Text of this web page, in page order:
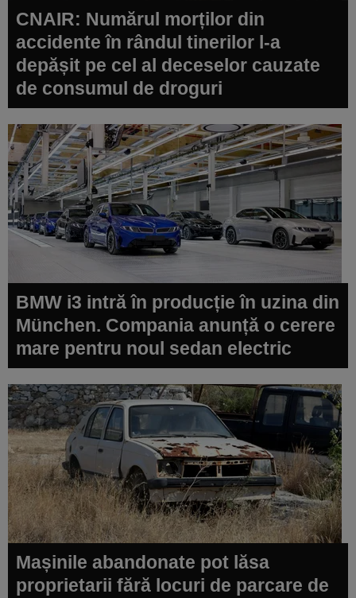
CNAIR: Numărul morților din
accidente în rândul tinerilor l-a
depășit pe cel al deceselor cauzate
de consumul de droguri
BMW i3 intră în producție în uzina din
München. Compania anunță o cerere
mare pentru noul sedan electric
Mașinile abandonate pot lăsa
proprietarii fără locuri de parcare de